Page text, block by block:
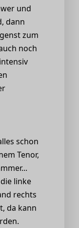
und
dann
zum
noch
schon
Tenor,
linke
rechts
da kann